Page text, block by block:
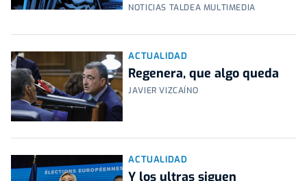
NOTICIAS TALDEA MULTIMEDIA
ACTUALIDAD
Regenera, que algo queda
JAVIER VIZCAÍNO
ACTUALIDAD
Y los ultras siguen